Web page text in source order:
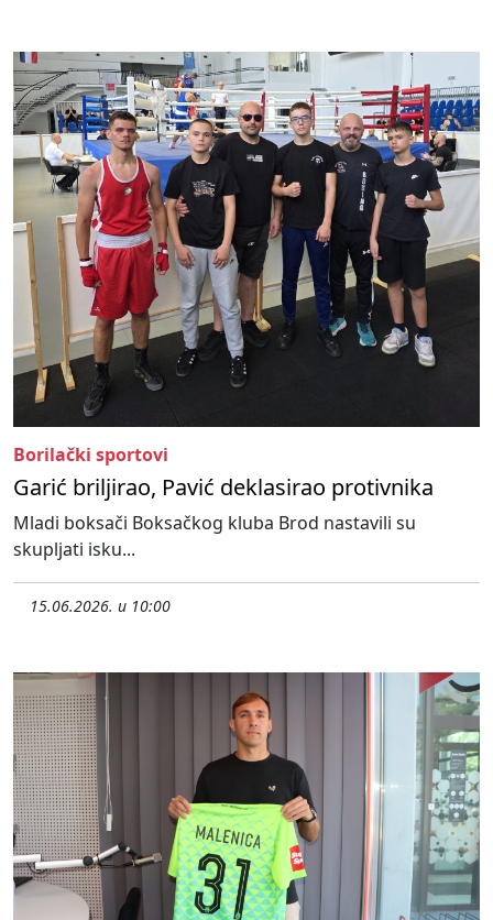
Borilački sportovi
Garić briljirao, Pavić deklasirao protivnika
Mladi boksači Boksačkog kluba Brod nastavili su
skupljati isku...
15.06.2026. u 10:00